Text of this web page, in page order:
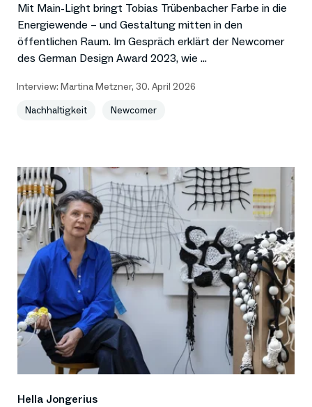
Mit Main-Light bringt Tobias Trübenbacher Farbe in die
Energiewende – und Gestaltung mitten in den
öffentlichen Raum. Im Gespräch erklärt der Newcomer
des German Design Award 2023, wie ...
Interview: Martina Metzner, 30. April 2026
Nachhaltigkeit
Newcomer
Hella Jongerius